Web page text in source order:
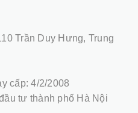
Trần Duy Hưng, Trung
cấp: 4/2/2008
tư thành phố Hà Nội